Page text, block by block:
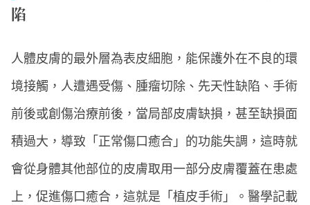
陷
人體皮膚的最外層為表皮細胞，能保護外在不良的環
境接觸，人遭遇受傷、腫瘤切除、先天性缺陷、手術
前後或創傷治療前後，當局部皮膚缺損，甚至缺損面
積過大，導致「正常傷口癒合」的功能失調，這時就
會從身體其他部位的皮膚取用一部分皮膚覆蓋在患處
上，促進傷口癒合，這就是「植皮手術」。醫學記載